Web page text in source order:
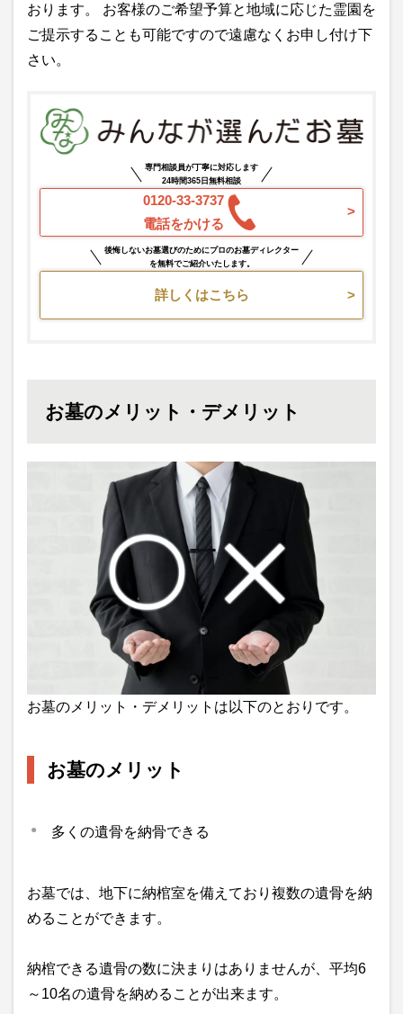
おります。 お客様のご希望予算と地域に応じた霊園を
ご提示することも可能ですので遠慮なくお申し付け下
さい。
専門相談員が丁寧に対応します
24時間365日無料相談
0120-33-3737
電話をかける
後悔しないお墓選びのためにプロのお墓ディレクター
を無料でご紹介いたします。
詳しくはこちら
お墓のメリット・デメリット
お墓のメリット・デメリットは以下のとおりです。
お墓のメリット
多くの遺骨を納骨できる
お墓では、地下に納棺室を備えており複数の遺骨を納
めることができます。
納棺できる遺骨の数に決まりはありませんが、平均6
～10名の遺骨を納めることが出来ます。